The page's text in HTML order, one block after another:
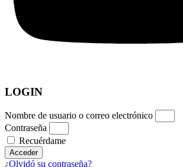
LOGIN
Nombre de usuario o correo electrónico
Contraseña
Recuérdame
Acceder
¿Olvidó su contraseña?